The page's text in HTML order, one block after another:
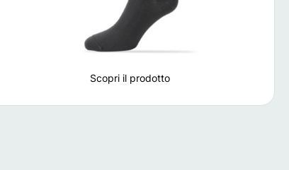
Scopri il prodotto